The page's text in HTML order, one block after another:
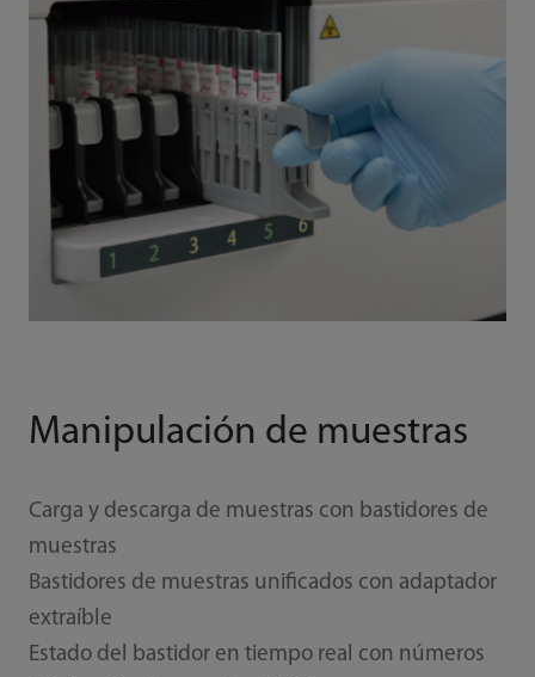
Manipulación de muestras
Carga y descarga de muestras con bastidores de
muestras
Bastidores de muestras unificados con adaptador
extraíble
Estado del bastidor en tiempo real con números